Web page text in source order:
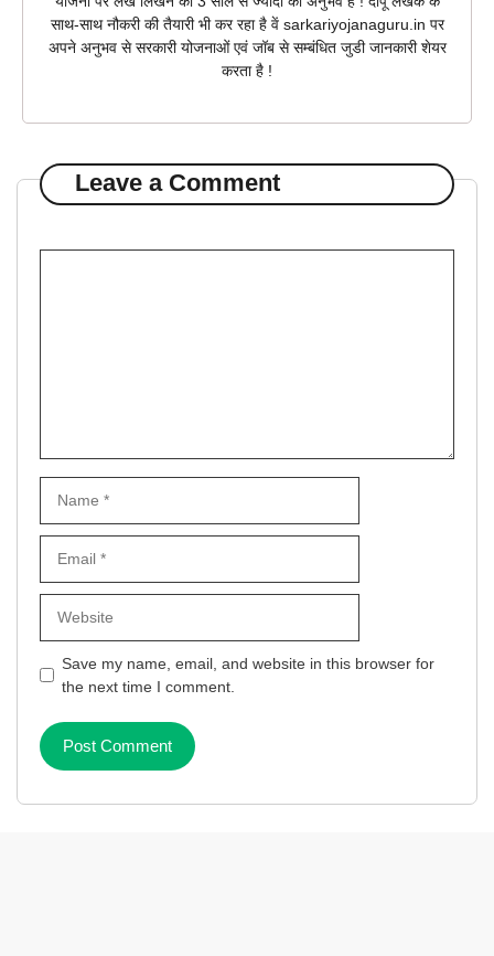
साथ-साथ नौकरी की तैयारी भी कर रहा है वें sarkariyojanaguru.in पर
अपने अनुभव से सरकारी योजनाओं एवं जॉब से सम्बंधित जुडी जानकारी शेयर
करता है !
Leave a Comment
Save my name, email, and website in this browser for
the next time I comment.